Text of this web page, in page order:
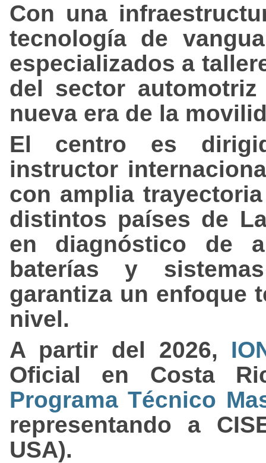
Con una
tecnología de
especializados a
del sector
nueva era de la
El centro es
instructor
con amplia
distintos países de
en diagnóstico de
baterías y
garantiza un enfoque
nivel.
A partir del 2026,
Oficial en Costa
Programa Técnico
representando a
USA).